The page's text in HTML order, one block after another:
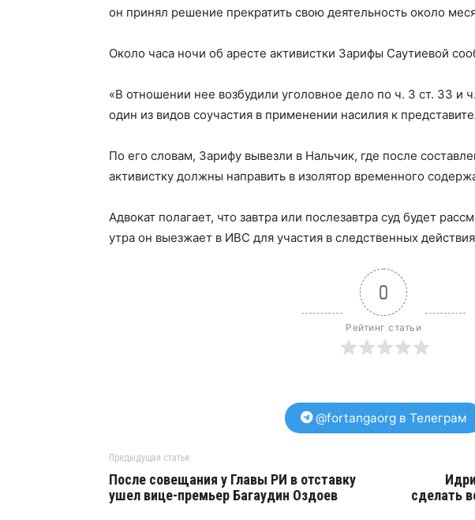
он принял решение прекратить свою деятельность около
Около часа ночи об аресте активистки Зарифы Саутиевой
«В отношении нее возбудили уголовное дело по ч. 3 ст. 33 и
один из видов соучастия в применении насилия к
По его словам, Зарифу вывезли в Нальчик, где после
активистку должны направить в изолятор временного
Адвокат полагает, что завтра или послезавтра суд будет
утра он выезжает в ИВС для участия в следственных
0
Рейтинг статьи
@fortangaorg в Телеграм
Предыдущая статья
После совещания у Главы РИ в отставку
ушел вице-премьер Багаудин Оздоев
сделать